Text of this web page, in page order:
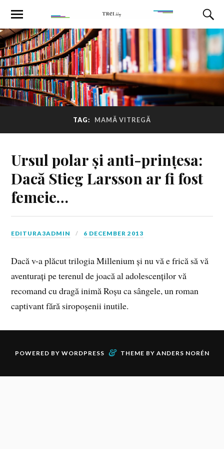
TAG: MAMĂ VITREGĂ
Ursul polar și anti-prințesa:
Dacă Stieg Larsson ar fi fost
femeie…
EDITURA3ADMIN 6 DECEMBER 2013
Dacă v-a plăcut trilogia Millenium și nu vă e frică să vă
aventurați pe terenul de joacă al adolescenților vă
recomand cu dragă inimă Roșu ca sângele, un roman
captivant fără siropoșenii inutile.
POWERED BY WORDPRESS & THEME BY ANDERS NORÉN